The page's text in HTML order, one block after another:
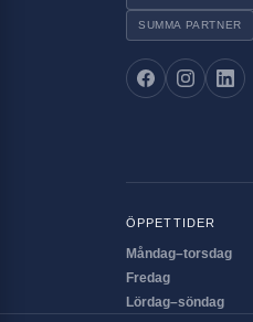
SUMMA PARTNER
ÖPPETTIDER
Måndag–torsdag
Fredag
Lördag–söndag